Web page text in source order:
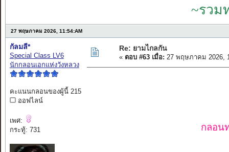
~รวม
27 พฤษภาคม 2026, 11:54:AM
กัลมลี*
Special Class LV6
นักกลอนเอกแห่งวังหลวง
คะแนนกลอนของผู้นี้ 215
ออฟไลน์
เพศ:
กระทู้: 731
Re: ยามไกลกัน
« ตอบ #63 เมื่อ: 27 พฤษภาคม 2026,
กลอน